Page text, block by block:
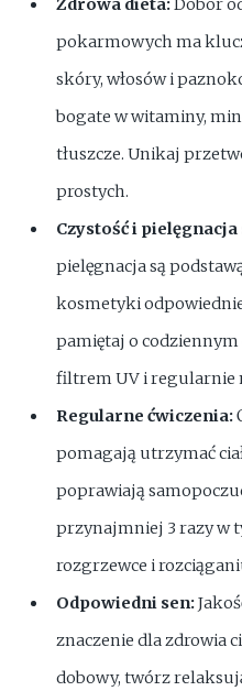
Zdrowa dieta:Dobór
pokarmowych ma
skóry, włosów i
bogate w witaminy,
tłuszcze. Unikaj
prostych.
Czystość i
pielęgnacja są
kosmetyki
pamiętaj o
filtrem UV i regularnie
Regularne ćwiczenia:
pomagają utrzymać
poprawiają
przynajmniej 3 razy w
rozgrzewce i
Odpowiedni sen:
znaczenie dla zdrowia
dobowy, twórz